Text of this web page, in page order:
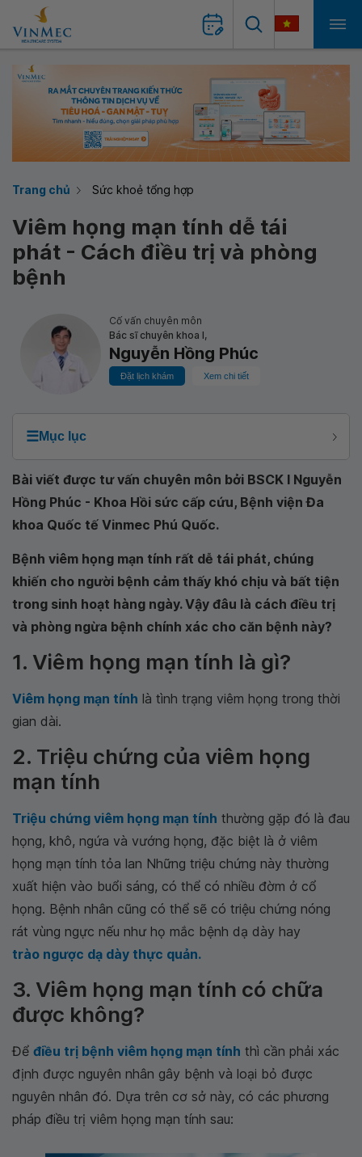
Trang chủ Sức khoẻ tổng hợp
Viêm họng mạn tính dễ tái
phát - Cách điều trị và phòng
bệnh
Cố vấn chuyên môn
Bác sĩ chuyên khoa I,
Nguyễn Hồng Phúc
Đặt lịch khám Xem chi tiết
☰Mục lục
Bài viết được tư vấn chuyên môn bởi BSCK I Nguyễn
Hồng Phúc - Khoa Hồi sức cấp cứu, Bệnh viện Đa
khoa Quốc tế Vinmec Phú Quốc.
Bệnh viêm họng mạn tính rất dễ tái phát, chúng
khiến cho người bệnh cảm thấy khó chịu và bất tiện
trong sinh hoạt hàng ngày. Vậy đâu là cách điều trị
và phòng ngừa bệnh chính xác cho căn bệnh này?
1. Viêm họng mạn tính là gì?
Viêm họng mạn tính là tình trạng viêm họng trong thời
gian dài.
2. Triệu chứng của viêm họng
mạn tính
Triệu chứng viêm họng mạn tính thường gặp đó là đau
họng, khô, ngứa và vướng họng, đặc biệt là ở viêm
họng mạn tính tỏa lan Những triệu chứng này thường
xuất hiện vào buổi sáng, có thể có nhiều đờm ở cổ
họng. Bệnh nhân cũng có thể sẽ có triệu chứng nóng
rát vùng ngực nếu như họ mắc bệnh dạ dày hay
trào ngược dạ dày thực quản.
3. Viêm họng mạn tính có chữa
được không?
Để điều trị bệnh viêm họng mạn tính thì cần phải xác
định được nguyên nhân gây bệnh và loại bỏ được
nguyên nhân đó. Dựa trên cơ sở này, có các phương
pháp điều trị viêm họng mạn tính sau: